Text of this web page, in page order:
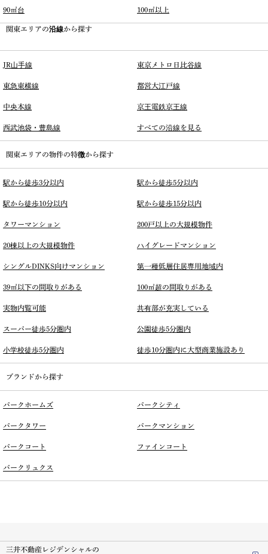
90㎡台 100㎡以上
関東エリアの沿線から探す
JR山手線 東京メトロ日比谷線
東急東横線 都営大江戸線
中央本線 京王電鉄京王線
西武池袋・豊島線 すべての沿線を見る
関東エリアの物件の特徴から探す
駅から徒歩3分以内 駅から徒歩5分以内
駅から徒歩10分以内 駅から徒歩15分以内
タワーマンション 200戸以上の大規模物件
20棟以上の大規模物件 ハイグレードマンション
シングルDINKS向けマンション 第一種低層住居専用地域内
39㎡以下の間取りがある 100㎡超の間取りがある
実物内覧可能 共有部が充実している
スーパー徒歩5分圏内 公園徒歩5分圏内
小学校徒歩5分圏内 徒歩10分圏内に大型商業施設あり
ブランドから探す
パークホームズ パークシティ
パークタワー パークマンション
パークコート ファインコート
パークリュクス
三井不動産レジデンシャルの